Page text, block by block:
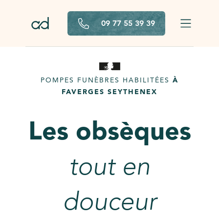
09 77 55 39 39
POMPES FUNÈBRES HABILITÉES À
FAVERGES SEYTHENEX
Les obsèques
tout en
douceur